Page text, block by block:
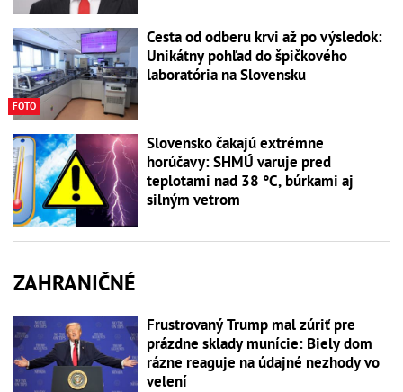
FOTO
Cesta od odberu krvi až po výsledok:
Unikátny pohľad do špičkového
laboratória na Slovensku
Slovensko čakajú extrémne
horúčavy: SHMÚ varuje pred
teplotami nad 38 °C, búrkami aj
silným vetrom
ZAHRANIČNÉ
Frustrovaný Trump mal zúriť pre
prázdne sklady munície: Biely dom
rázne reaguje na údajné nezhody vo
velení